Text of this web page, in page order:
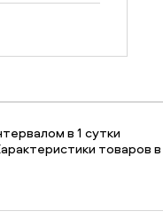
в 1 сутки
товаров в